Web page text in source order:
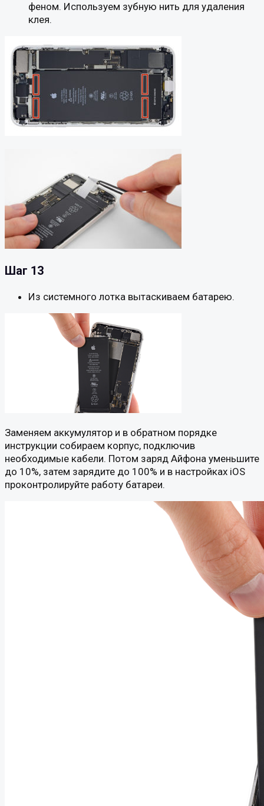
феном. Используем зубную нить для удаления
клея.
Шаг 13
Из системного лотка вытаскиваем батарею.
Заменяем аккумулятор и в обратном порядке
инструкции собираем корпус, подключив
необходимые кабели. Потом заряд Айфона уменьшите
до 10%, затем зарядите до 100% и в настройках iOS
проконтролируйте работу батареи.